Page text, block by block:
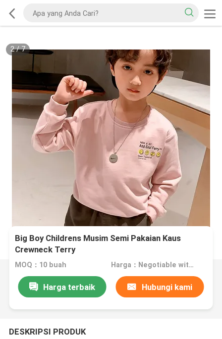
2/7
Big Boy Childrens Musim Semi Pakaian Kaus
Crewneck Terry
MOQ：10 buah Harga：Negotiable with sales
Harga terbaik Hubungi kami
DESKRIPSI PRODUK